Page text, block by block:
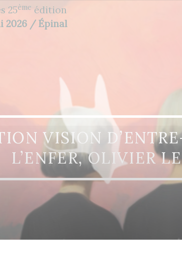
25ème édition
2026 / Épinal
VISION
L’ENFER, OLIVIER
les-mondes. Transcender l’Enfer, Olivier Ledroit